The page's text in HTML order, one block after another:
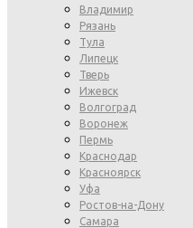
Владимир
Рязань
Тула
Липецк
Тверь
Ижевск
Волгоград
Воронеж
Пермь
Краснодар
Красноярск
Уфа
Ростов-на-Дону
Самара